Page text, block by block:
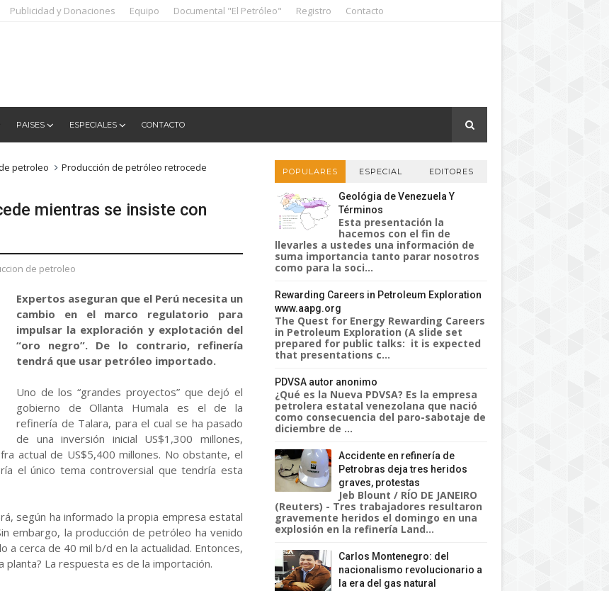
Publicidad y Donaciones Equipo Documental "El Petróleo" Registro Contacto
PAISES ESPECIALES CONTACTO
petroleo
Producción de petróleo retrocede
mientras se insiste con
de petroleo
Expertos aseguran que el Perú necesita un
cambio en el marco regulatorio para
impulsar la exploración y explotación del
“oro negro”. De lo contrario, refinería
tendrá que usar petróleo importado.
Uno de los “grandes proyectos” que dejó el
gobierno de Ollanta Humala es el de la
refinería de Talara, para el cual se ha pasado
de una inversión inicial US$1,300 millones,
actual de US$5,400 millones. No obstante, el
el único tema controversial que tendría esta
según ha informado la propia empresa estatal
embargo, la producción de petróleo ha venido
a cerca de 40 mil b/d en la actualidad. Entonces,
La respuesta es de la importación.
POPULARES ESPECIAL EDITORES
Geológia de Venezuela Y
Términos
Esta presentación la
hacemos con el fin de
llevarles a ustedes una información de
suma importancia tanto parar nosotros
como para la soci...
Rewarding Careers in Petroleum Exploration
www.aapg.org
The Quest for Energy Rewarding Careers
in Petroleum Exploration (A slide set
prepared for public talks: it is expected
that presentations c...
PDVSA autor anonimo
¿Qué es la Nueva PDVSA? Es la empresa
petrolera estatal venezolana que nació
como consecuencia del paro-sabotaje de
diciembre de ...
Accidente en refinería de
Petrobras deja tres heridos
graves, protestas
Jeb Blount / RÍO DE JANEIRO
(Reuters) - Tres trabajadores resultaron
gravemente heridos el domingo en una
explosión en la refinería Land...
Carlos Montenegro: del
nacionalismo revolucionario a
la era del gas natural